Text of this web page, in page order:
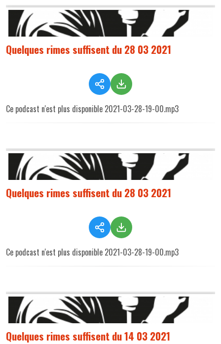
Quelques rimes suffisent du 28 03 2021
Ce podcast n'est plus disponible 2021-03-28-19-00.mp3
Quelques rimes suffisent du 28 03 2021
Ce podcast n'est plus disponible 2021-03-28-19-00.mp3
Quelques rimes suffisent du 14 03 2021